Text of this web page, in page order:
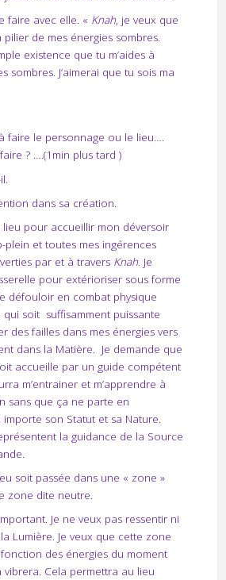
faire avec elle. « Knah, je veux que
de mes énergies sombres.
existence que tu m’aides à
sombres. J’aimerai que tu sois ma
à faire le personnage ou le lieu….
? ….(1min plus tard )
dans sa création.
lieu pour accueillir mon déversoir
plein et toutes mes ingérences
par et à travers Knah. Je
pour extérioriser sous forme
défouloir en combat physique
qui soit suffisamment puissante
des failles dans mes énergies vers
dans la Matière. Je demande que
accueille par un guide compétent
m’entrainer et m’apprendre à
sans que ça ne parte en
importe son Statut et sa Nature.
la guidance de la Source
soit passée dans une « zone »
zone dite neutre.
Je ne veux pas ressentir ni
Lumière. Je veux que cette zone
des énergies du moment
vibrera. Cela permettra au lieu